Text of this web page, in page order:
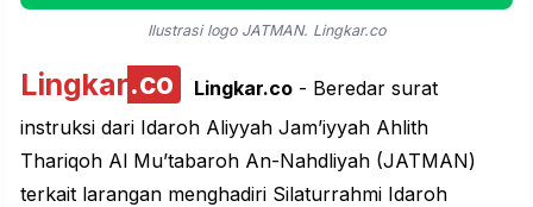
Ilustrasi logo JATMAN. Lingkar.co
Lingkar.co Lingkar.co- Beredar surat
instruksi dari Idaroh Aliyyah Jam’iyyah Ahlith
Thariqoh Al Mu’tabaroh An-Nahdliyah (JATMAN)
terkait larangan menghadiri Silaturrahmi Idaroh